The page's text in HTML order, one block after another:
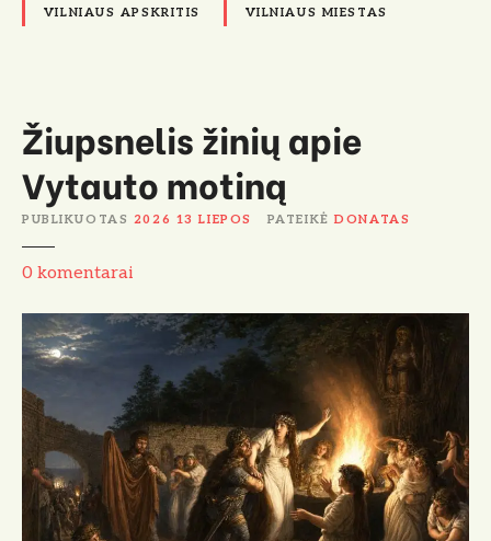
VILNIAUS APSKRITIS VILNIAUS MIESTAS
Žiupsnelis žinių apie
Vytauto motiną
PUBLIKUOTAS 2026 13 LIEPOS PATEIKĖ DONATAS
0 Ž
u
p
n
i
s
komentarai